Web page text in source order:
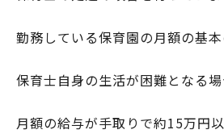
勤務している保育園の月額の基本
保育士自身の生活が困難となる場
月額の給与が手取りで約15万円以